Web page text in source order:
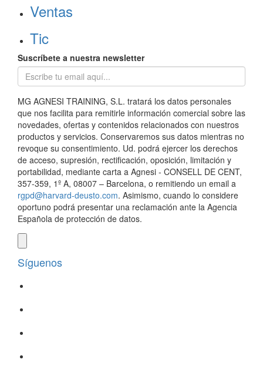
Ventas
Tic
Suscríbete a nuestra newsletter
MG AGNESI TRAINING, S.L. tratará los datos personales
que nos facilita para remitirle información comercial sobre las
novedades, ofertas y contenidos relacionados con nuestros
productos y servicios. Conservaremos sus datos mientras no
revoque su consentimiento. Ud. podrá ejercer los derechos
de acceso, supresión, rectificación, oposición, limitación y
portabilidad, mediante carta a Agnesi - CONSELL DE CENT,
357-359, 1º A, 08007 – Barcelona, o remitiendo un email a
rgpd@harvard-deusto.com. Asimismo, cuando lo considere
oportuno podrá presentar una reclamación ante la Agencia
Española de protección de datos.
Síguenos